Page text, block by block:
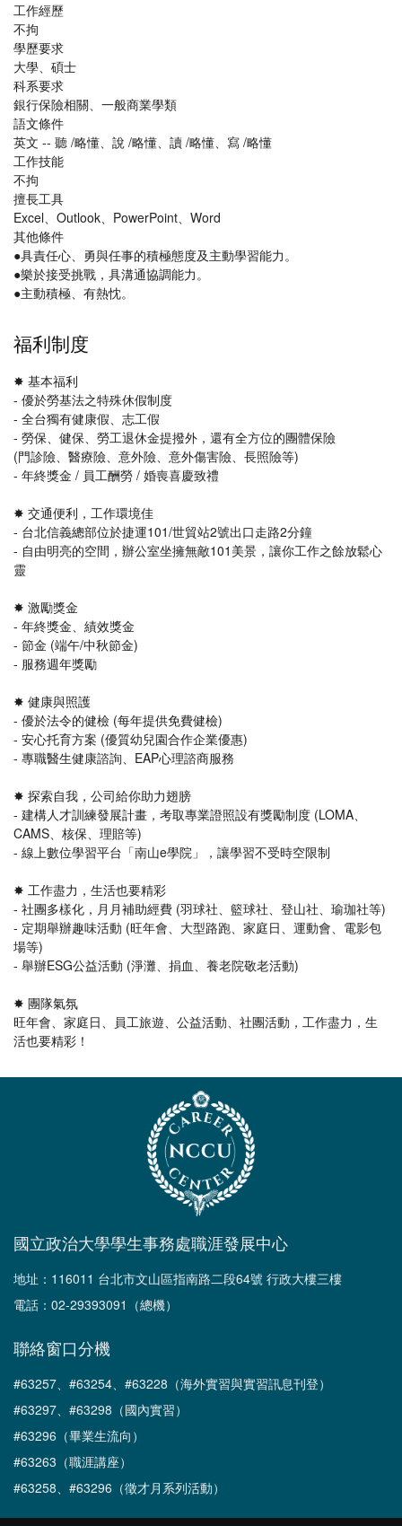
工作經歷
不拘
學歷要求
大學、碩士
科系要求
銀行保險相關、一般商業學類
語文條件
英文 -- 聽 /略懂、說 /略懂、讀 /略懂、寫 /略懂
工作技能
不拘
擅長工具
Excel、Outlook、PowerPoint、Word
其他條件
●具責任心、勇與任事的積極態度及主動學習能力。
●樂於接受挑戰，具溝通協調能力。
●主動積極、有熱忱。
福利制度
✸ 基本福利
- 優於勞基法之特殊休假制度
- 全台獨有健康假、志工假
- 勞保、健保、勞工退休金提撥外，還有全方位的團體保險
(門診險、醫療險、意外險、意外傷害險、長照險等)
- 年終獎金 / 員工酬勞 / 婚喪喜慶致禮
✸ 交通便利，工作環境佳
- 台北信義總部位於捷運101/世貿站2號出口走路2分鐘
- 自由明亮的空間，辦公室坐擁無敵101美景，讓你工作之餘放鬆心
靈
✸ 激勵獎金
- 年終獎金、績效獎金
- 節金 (端午/中秋節金)
- 服務週年獎勵
✸ 健康與照護
- 優於法令的健檢 (每年提供免費健檢)
- 安心托育方案 (優質幼兒園合作企業優惠)
- 專職醫生健康諮詢、EAP心理諮商服務
✸ 探索自我，公司給你助力翅膀
- 建構人才訓練發展計畫，考取專業證照設有獎勵制度 (LOMA、
CAMS、核保、理賠等)
- 線上數位學習平台「南山e學院」，讓學習不受時空限制
✸ 工作盡力，生活也要精彩
- 社團多樣化，月月補助經費 (羽球社、籃球社、登山社、瑜珈社等)
- 定期舉辦趣味活動 (旺年會、大型路跑、家庭日、運動會、電影包
場等)
- 舉辦ESG公益活動 (淨灘、捐血、養老院敬老活動)
✸ 團隊氣氛
旺年會、家庭日、員工旅遊、公益活動、社團活動，工作盡力，生
活也要精彩！
國立政治大學學生事務處職涯發展中心
地址：116011 台北市文山區指南路二段64號 行政大樓三樓
電話：02-29393091（總機）
聯絡窗口分機
#63257、#63254、#63228（海外實習與實習訊息刊登）
#63297、#63298（國內實習）
#63296（畢業生流向）
#63263（職涯講座）
#63258、#63296（徵才月系列活動）